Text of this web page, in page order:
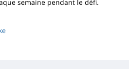
semaine pendant le défi.